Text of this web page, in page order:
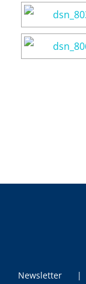
Newsletter